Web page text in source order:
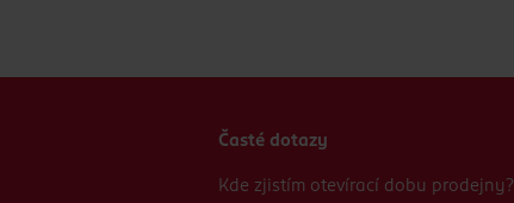
Časté dotazy
Kde zjistím otevírací dobu prodejny?